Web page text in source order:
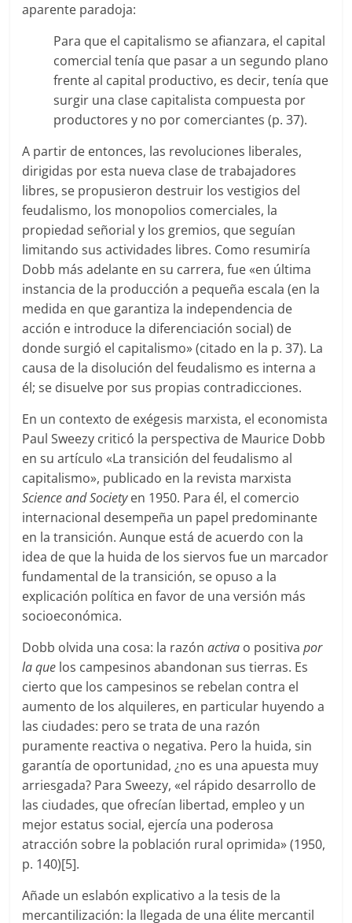
aparente paradoja:
Para que el capitalismo se afianzara, el capital
comercial tenía que pasar a un segundo plano
frente al capital productivo, es decir, tenía que
surgir una clase capitalista compuesta por
productores y no por comerciantes (p. 37).
A partir de entonces, las revoluciones liberales,
dirigidas por esta nueva clase de trabajadores
libres, se propusieron destruir los vestigios del
feudalismo, los monopolios comerciales, la
propiedad señorial y los gremios, que seguían
limitando sus actividades libres. Como resumiría
Dobb más adelante en su carrera, fue «en última
instancia de la producción a pequeña escala (en la
medida en que garantiza la independencia de
acción e introduce la diferenciación social) de
donde surgió el capitalismo» (citado en la p. 37). La
causa de la disolución del feudalismo es interna a
él; se disuelve por sus propias contradicciones.
En un contexto de exégesis marxista, el economista
Paul Sweezy criticó la perspectiva de Maurice Dobb
en su artículo «La transición del feudalismo al
capitalismo», publicado en la revista marxista
Science and Societyen 1950. Para él, el comercio
internacional desempeña un papel predominante
en la transición. Aunque está de acuerdo con la
idea de que la huida de los siervos fue un marcador
fundamental de la transición, se opuso a la
explicación política en favor de una versión más
socioeconómica.
Dobb olvida una cosa: la razón activa o positiva por
la que los campesinos abandonan sus tierras. Es
cierto que los campesinos se rebelan contra el
aumento de los alquileres, en particular huyendo a
las ciudades: pero se trata de una razón
puramente reactiva o negativa. Pero la huida, sin
garantía de oportunidad, ¿no es una apuesta muy
arriesgada? Para Sweezy, «el rápido desarrollo de
las ciudades, que ofrecían libertad, empleo y un
mejor estatus social, ejercía una poderosa
atracción sobre la población rural oprimida» (1950,
p. 140)[5].
Añade un eslabón explicativo a la tesis de la
mercantilización: la llegada de una élite mercantil